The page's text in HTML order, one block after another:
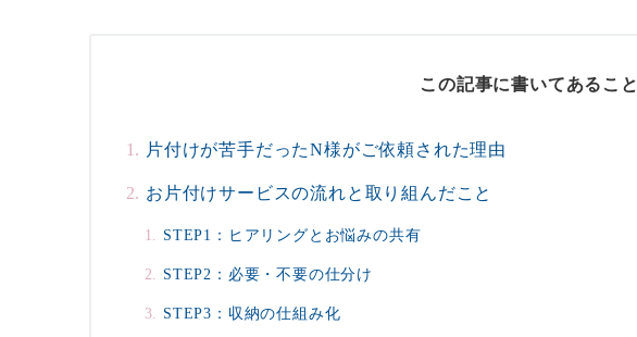
この記事に書いてあること
片付けが苦手だったN様がご依頼された理由
お片付けサービスの流れと取り組んだこと
STEP1：ヒアリングとお悩みの共有
STEP2：必要・不要の仕分け
STEP3：収納の仕組み化